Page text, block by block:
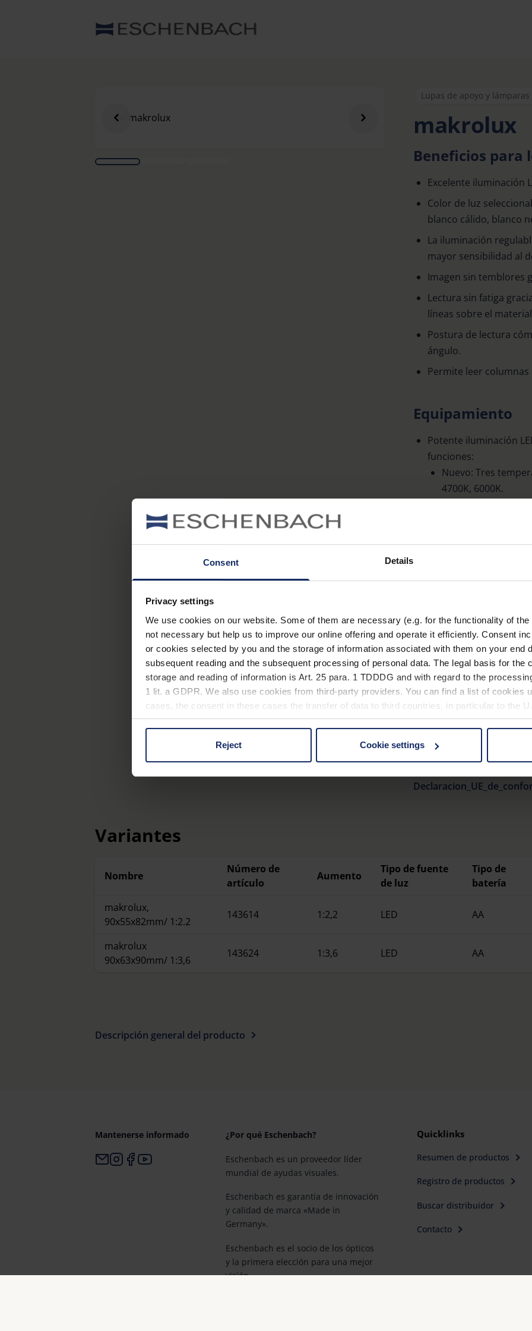
Consent Details
Privacy settings
We use cookies on our website. Some of them are necessary (e.g. for the functionality of
not necessary but help us to improve our online offering and operate it efficiently. Consent
or cookies selected by you and the storage of information associated with them on your end
subsequent reading and the subsequent processing of personal data. The legal basis for the
storage and reading of information is Art. 25 para. 1 TDDDG and with regard to the
1 lit. a GDPR. We also use cookies from third-party providers. You can find a list of cookies
cases, the consent in these cases the transfer of data to third countries, in particular to the
You can consent to the use of non-essential cookies by clicking on the "Accept all" button or
on "Reject". You can access your settings at any time and deselect cookies at any time (in
footer of our website).
Reject Cookie settings
Lupas de apoyo y
makrolux
Beneficios para
Excelente iluminación
Color de luz
blanco cálido, blanco
La iluminación
mayor sensibilidad al
Imagen sin temblores
Lectura sin fatiga
líneas sobre el
Postura de lectura
ángulo.
Permite leer
Equipamiento
Potente iluminación
funciones:
Nuevo: Tres
4700K, 6000K.
Nuevo:
Fácil encendido y
Apagado automático
posición de la imagen
Bolsa de microfibra
bolsa también sirve
Variantes
Nombre
Número de
artículo
Aumento
Tipo de fuente
de luz
Tipo de
batería
makrolux,
90x55x82mm/ 1:2.2
143614 1:2,2 LED AA
makrolux
90x63x90mm/ 1:3,6
143624 1:3,6 LED AA
Descripción general del producto
Mantenerse informado ¿Por qué Eschenbach?
Eschenbach es un proveedor líder
mundial de ayudas visuales.
Eschenbach es garantía de innovación
y calidad de marca «Made in
Germany».
Eschenbach es el socio de los ópticos
y la primera elección para una mejor
visión.
Quicklinks
Resumen de productos
Registro de productos
Buscar distribuidor
Contacto